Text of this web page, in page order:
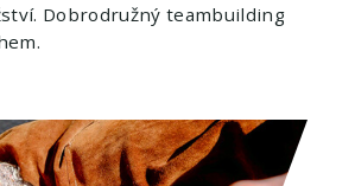
Dobrodružný teambuilding